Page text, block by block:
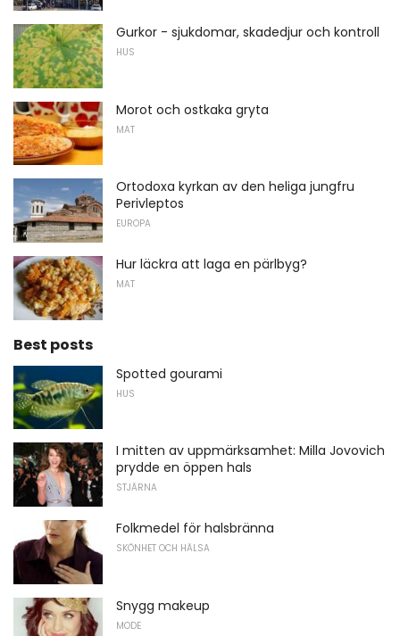
Gurkor - sjukdomar, skadedjur och kontroll
HUS
Morot och ostkaka gryta
MAT
Ortodoxa kyrkan av den heliga jungfru
Perivleptos
EUROPA
Hur läckra att laga en pärlbyg?
MAT
Best posts
Spotted gourami
HUS
I mitten av uppmärksamhet: Milla Jovovich
prydde en öppen hals
STJÄRNA
Folkmedel för halsbränna
SKÖNHET OCH HÄLSA
Snygg makeup
MODE